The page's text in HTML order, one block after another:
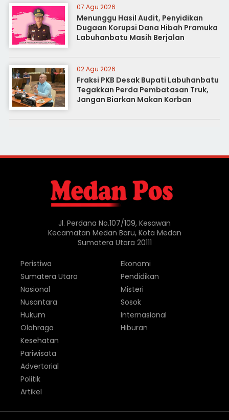
07 Agu 2026
Menunggu Hasil Audit, Penyidikan
Dugaan Korupsi Dana Hibah Pramuka
Labuhanbatu Masih Berjalan
02 Agu 2026
Fraksi PKB Desak Bupati Labuhanbatu
Tegakkan Perda Pembatasan Truk,
Jangan Biarkan Makan Korban
Jl. Perdana No.107/109, Kesawan
Kecamatan Medan Baru, Kota Medan
Sumatera Utara 20111
Peristiwa
Sumatera Utara
Nasional
Nusantara
Hukum
Olahraga
Ekonomi
Pendidikan
Misteri
Sosok
Internasional
Hiburan
Kesehatan
Pariwisata
Advertorial
Politik
Artikel